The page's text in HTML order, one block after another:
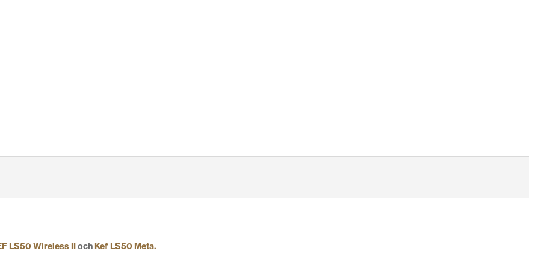
LS50 Wireless II och Kef LS50 Meta.